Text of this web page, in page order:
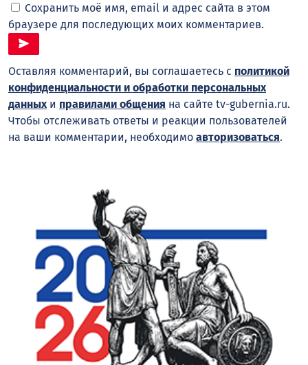
Сохранить моё имя, email и адрес сайта в этом
браузере для последующих моих комментариев.
Оставляя комментарий, вы соглашаетесь с политикой
конфиденциальности и обработки персональных
данныхи правилами общения на сайте tv-gubernia.ru.
Чтобы отслеживать ответы и реакции пользователей
на ваши комментарии, необходимо авторизоваться.